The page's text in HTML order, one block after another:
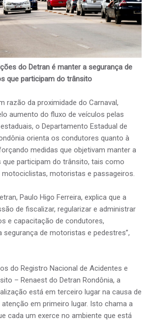
do Detran é manter a segurança de
que participam do trânsito
razão da proximidade do Carnaval,
aumento do fluxo de veículos pelas
o Departamento Estadual de
orienta os condutores quanto à
medidas que objetivam manter a
que participam do trânsito, tais como
motoristas e passageiros.
Paulo Higo Ferreira, explica que a
de fiscalizar, regularizar e administrar
e capacitação de condutores,
segurança de motoristas e pedestres”,
do Registro Nacional de Acidentes e
– Renaest do Detran Rondônia, a
está em terceiro lugar na causa de
em primeiro lugar. Isto chama a
cada um exerce no ambiente que está